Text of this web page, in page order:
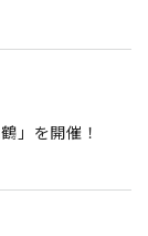
」を開催！